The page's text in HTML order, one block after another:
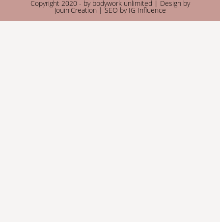
Copyright 2020 - by bodywork unlimited | Design by
JouiniCreation | SEO by IG Influence